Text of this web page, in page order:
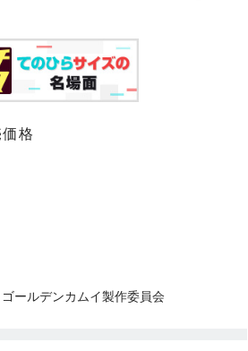
格
ールデンカムイ製作委員会